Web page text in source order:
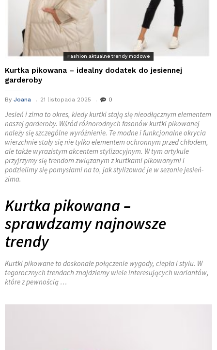
Fashion aktualne trendy modowe
Kurtka pikowana – idealny dodatek do jesiennej
garderoby
By Joana 21 listopada 2025 0
Jesień i zima to okres, kiedy kurtki stają się nieodłącznym elementem
naszej garderoby. Wśród różnorodnych fasonów kurtki pikowanej
należy się szczególne wyróżnienie. Te modne i funkcjonalne okrycia
wierzchnie stały się nie tylko elementem ochronnym przed chłodem,
ale także wyrazistym akcentem stylizacyjnym. W tym artykule
przyjrzymy się trendom związanym z kurtkami pikowanymi i
podzielimy się pomysłami na to, jak stylizować je w sezonie jesień-
zima.
Kurtka pikowana –
sprawdzamy najnowsze
trendy
Kurtki pikowane to doskonałe połączenie wygody, ciepła i stylu. W
tegorocznych trendach znajdziemy wiele interesujących wariantów,
które z pewnością …